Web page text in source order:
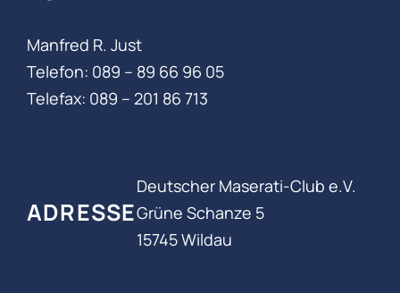
ADRESSE
Deutscher Maserati-Club e.V.
Grüne Schanze 5
15745 Wildau
Manfred R. Just
Telefon: 089 – 89 66 96 05‬
Telefax: 089 – 201 86 713